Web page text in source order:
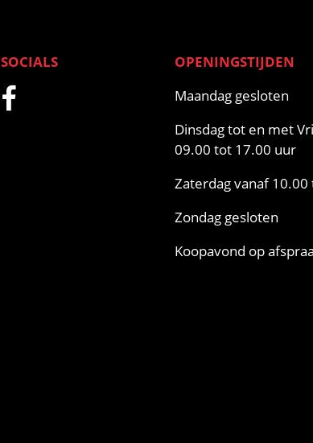
SOCIALS
OPENINGSTIJDEN
Maandag gesloten
Dinsdag tot en met
09.00 tot 17.00 uur
Zaterdag vanaf
Zondag gesloten
Koopavond op